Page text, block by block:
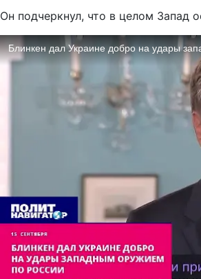
Он подчеркнул, что в целом Запад